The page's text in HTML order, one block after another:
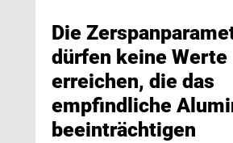
Die
dürfen keine Werte
erreichen, die das
empfindliche
beeinträchtigen